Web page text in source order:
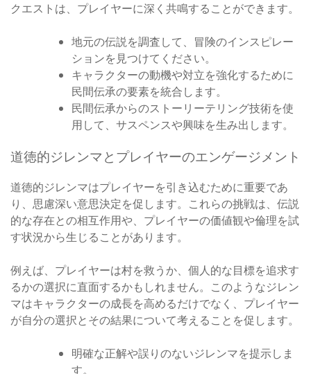
クエストは、プレイヤーに深く共鳴することができます。
地元の伝説を調査して、冒険のインスピレー
ションを見つけてください。
キャラクターの動機や対立を強化するために
民間伝承の要素を統合します。
民間伝承からのストーリーテリング技術を使
用して、サスペンスや興味を生み出します。
道徳的ジレンマとプレイヤーのエンゲージメント
道徳的ジレンマはプレイヤーを引き込むために重要であ
り、思慮深い意思決定を促します。これらの挑戦は、伝説
的な存在との相互作用や、プレイヤーの価値観や倫理を試
す状況から生じることがあります。
例えば、プレイヤーは村を救うか、個人的な目標を追求す
るかの選択に直面するかもしれません。このようなジレン
マはキャラクターの成長を高めるだけでなく、プレイヤー
が自分の選択とその結果について考えることを促します。
明確な正解や誤りのないジレンマを提示しま
す。